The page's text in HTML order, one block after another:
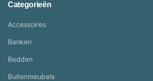
Categorieën
Accessoires
Banken
Bedden
Buitenmeubels